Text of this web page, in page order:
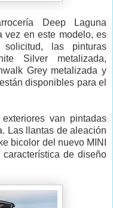
Deep Laguna
vez en este modelo, es
las pinturas
Silver metalizada,
Grey metalizada y
disponibles para el
van pintadas
Las llantas de aleación
bicolor del nuevo MINI
de diseño